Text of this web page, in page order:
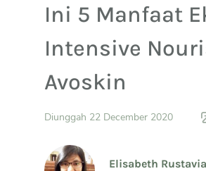
Ini 5 Manfaat
Intensive
Avoskin
Diunggah 22 December 2020
Elisabeth